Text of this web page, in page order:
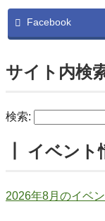
Facebook
サイト内検
検索:
┃ イベント
2026年8月のイベン